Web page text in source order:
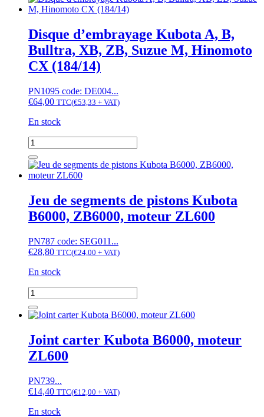
de
ZL600
(STD)
Disque d’embrayage Kubota A, B,
Bulltra, XB, ZB, Suzue M, Hinomoto
CX (184/14)
PN1095 code: DE004...
€64,00 TTC(€53,33 + VAT)
En stock
quantité
de
Disque
d'embrayage
A,
B,
Bulltra,
XB,
ZB,
Suzue
M,
Hinomoto
CX
(184/14)
Jeu de segments de pistons Kubota
B6000, ZB6000, moteur ZL600
PN787 code: SEG011...
€28,80 TTC(€24,00 + VAT)
En stock
quantité
de
Jeu
segments
de
pistons
Kubota
B6000,
ZB6000,
moteur
ZL600
Joint carter Kubota B6000, moteur
ZL600
PN739...
€14,40 TTC(€12,00 + VAT)
En stock